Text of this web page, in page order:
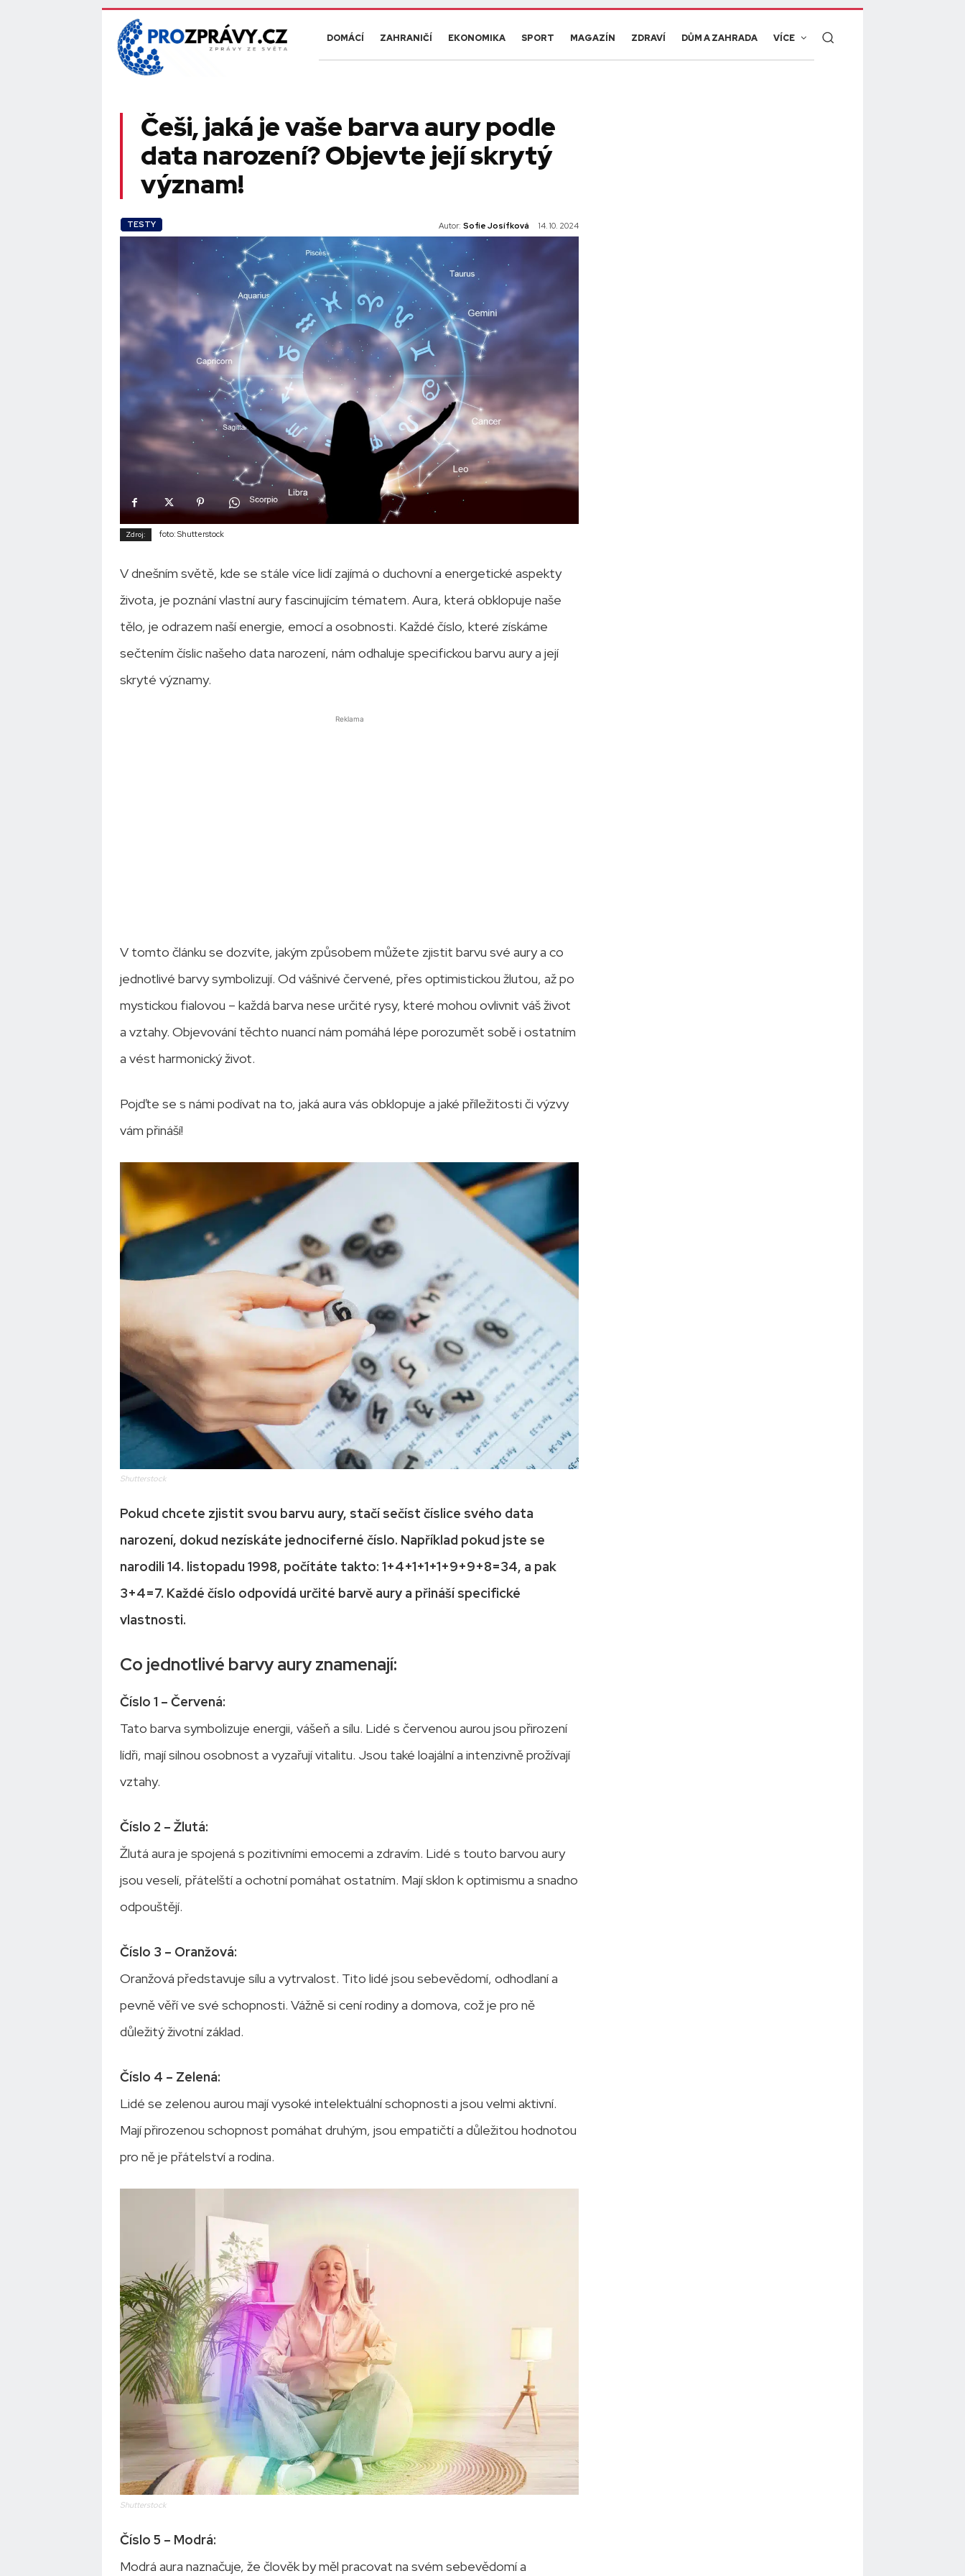
DOMÁCÍ ZAHRANIČÍ EKONOMIKA SPORT MAGAZÍN ZDRAVÍ DŮM A ZAHRADA VÍCE
Češi, jaká je vaše barva aury podle
data narození? Objevte její skrytý
význam!
TESTY 14. 10. 2024
Autor: Sofie Josífková
Zdroj: foto: Shutterstock
V dnešním světě, kde se stále více lidí zajímá o duchovní a energetické aspekty
života, je poznání vlastní aury fascinujícím tématem. Aura, která obklopuje naše
tělo, je odrazem naší energie, emocí a osobnosti. Každé číslo, které získáme
sečtením číslic našeho data narození, nám odhaluje specifickou barvu aury a její
skryté významy.
Reklama
V tomto článku se dozvíte, jakým způsobem můžete zjistit barvu své aury a co
jednotlivé barvy symbolizují. Od vášnivé červené, přes optimistickou žlutou, až po
mystickou fialovou – každá barva nese určité rysy, které mohou ovlivnit váš život
a vztahy. Objevování těchto nuancí nám pomáhá lépe porozumět sobě i ostatním
a vést harmonický život.
Pojďte se s námi podívat na to, jaká aura vás obklopuje a jaké příležitosti či výzvy
vám přináší!
Shutterstock
Pokud chcete zjistit svou barvu aury, stačí sečíst číslice svého data
narození, dokud nezískáte jednociferné číslo. Například pokud jste se
narodili 14. listopadu 1998, počítáte takto: 1+4+1+1+1+9+9+8=34, a pak
3+4=7. Každé číslo odpovídá určité barvě aury a přináší specifické
vlastnosti.
Co jednotlivé barvy aury znamenají:
Číslo 1 – Červená:
Tato barva symbolizuje energii, vášeň a sílu. Lidé s červenou aurou jsou přirození
lídři, mají silnou osobnost a vyzařují vitalitu. Jsou také loajální a intenzivně prožívají
vztahy.
Číslo 2 – Žlutá:
Žlutá aura je spojená s pozitivními emocemi a zdravím. Lidé s touto barvou aury
jsou veselí, přátelští a ochotní pomáhat ostatním. Mají sklon k optimismu a snadno
odpouštějí.
Číslo 3 – Oranžová:
Oranžová představuje sílu a vytrvalost. Tito lidé jsou sebevědomí, odhodlaní a
pevně věří ve své schopnosti. Vážně si cení rodiny a domova, což je pro ně
důležitý životní základ.
Číslo 4 – Zelená:
Lidé se zelenou aurou mají vysoké intelektuální schopnosti a jsou velmi aktivní.
Mají přirozenou schopnost pomáhat druhým, jsou empatičtí a důležitou hodnotou
pro ně je přátelství a rodina.
Shutterstock
Číslo 5 – Modrá:
Modrá aura naznačuje, že člověk by měl pracovat na svém sebevědomí a